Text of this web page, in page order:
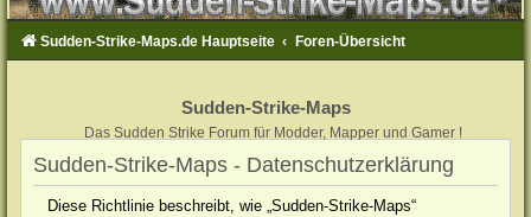
Sudden-Strike-Maps.de Hauptseite Foren-Übersicht
Sudden-Strike-Maps
Das Sudden Strike Forum für Modder, Mapper und Gamer !
Sudden-Strike-Maps - Datenschutzerklärung
Diese Richtlinie beschreibt, wie „Sudden-Strike-Maps“